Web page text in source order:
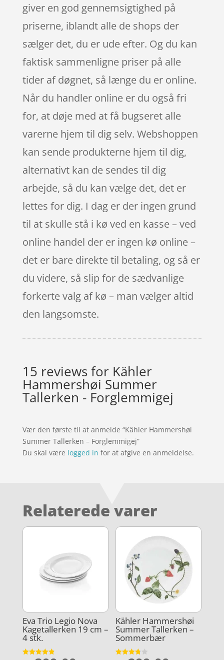
giver en god gennemsigtighed på
priserne, iblandt alle de shops der
sælger det, du er ude efter. Og du kan
faktisk sammenligne priser på alle
tider af døgnet, så længe du er online.
Når du handler online er du også fri
for, at døje med at få bugseret alle
varerne hjem til dig selv. Webshoppen
kan sende produkterne hjem til dig,
alternativt kan de sendes til dig
arbejde, så du kan vælge det, det er
lettes for dig. I dag er der ingen grund
til at skulle stå i kø ved en kasse – ved
online handel der er ingen kø online –
det er bare direkte til betaling, og så er
du videre, så slip for de sædvanlige
forkerte valg af kø – man vælger altid
den langsomste.
15 reviews for Kähler
Hammershøi Summer
Tallerken - Forglemmigej
Vær den første til at anmelde “Kähler Hammershøi
Summer Tallerken – Forglemmigej”
Du skal være logged in for at afgive en anmeldelse.
Relaterede varer
Eva Trio Legio Nova
Kagetallerken 19 cm –
4 stk.
Kähler Hammershøi
Summer Tallerken –
Sommerbær